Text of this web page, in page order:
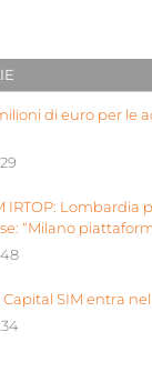
di euro per le
IRTOP:
“Milano
SIM entra